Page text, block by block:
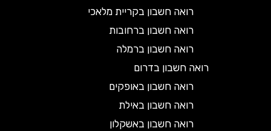
רואה חשבון בקריית מלאכי
רואה חשבון ברחובות
רואה חשבון ברמלה
רואה חשבון בדרום
רואה חשבון באופקים
רואה חשבון באילת
רואה חשבון באשקלון